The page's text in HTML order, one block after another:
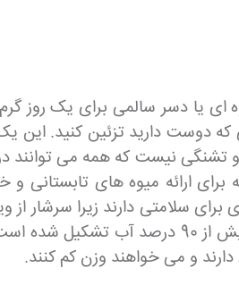
دوست دارید تزئین کنید. این
نیست که همه می توانند در
برای ارائه میوه های
سلامتی دارند زیرا سرشار
و سیستم ایمنی بدن مفید هستند . علاوه بر
و می خواهند وزن کم کنند.